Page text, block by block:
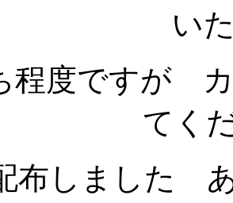
い
程度ですが
てく
布しました